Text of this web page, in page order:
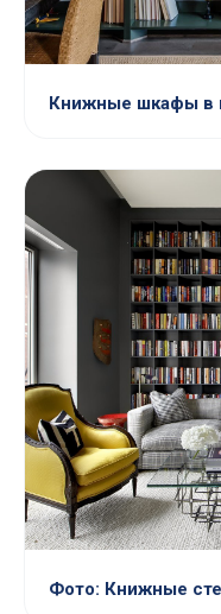
Книжные шкафы в
Фото: Книжные